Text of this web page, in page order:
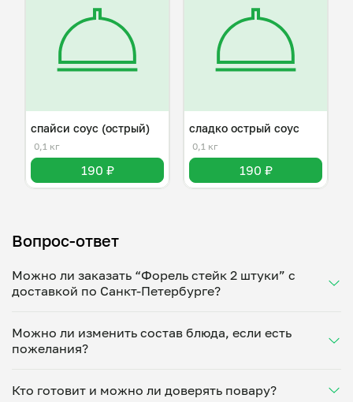
спайси соус (острый)
0,1 кг
190 ₽
сладко острый соус
0,1 кг
190 ₽
Вопрос-ответ
Можно ли заказать “Форель стейк 2 штуки” с
доставкой по Санкт-Петербурге?
Укажите удобное время — и получите свежее
домашнее блюдо в большой порции прямо с плиты.
минут. Статус заказа отслеживайте в личном
кабинете, а с поваром можно связаться напрямую в
Можно ли изменить состав блюда, если есть
пожелания?
ваши предпочтения: уберет специи, снизит
Кто готовит и можно ли доверять повару?